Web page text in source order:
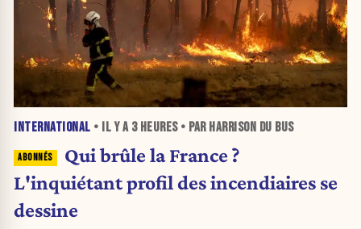
INTERNATIONAL • IL Y A 3 HEURES• PAR HARRISON DU BUS
Qui brûle la France ?
L'inquiétant profil des incendiaires se
dessine